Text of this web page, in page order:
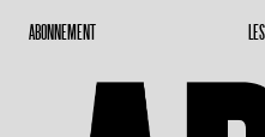
ABONNEMENT